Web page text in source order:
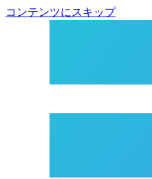
コンテンツにスキップ